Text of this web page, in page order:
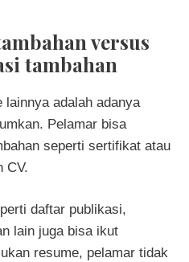
versus
tambahan
lainnya adalah adanya
Pelamar bisa
seperti sertifikat atau
CV.
daftar publikasi,
lain juga bisa ikut
resume, pelamar tidak